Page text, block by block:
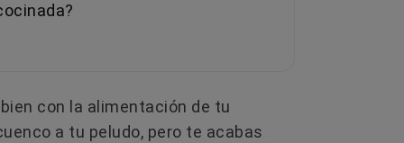
con la alimentación de tu
a tu peludo, pero te acabas